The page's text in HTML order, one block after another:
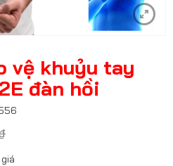
vệ khuỷu tay
đàn hồi